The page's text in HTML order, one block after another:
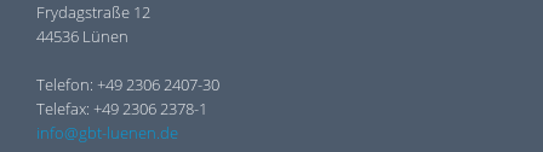
Frydagstraße 12
44536 Lünen
Telefon: +49 2306 2407-30
Telefax: +49 2306 2378-1
info@gbt-luenen.de